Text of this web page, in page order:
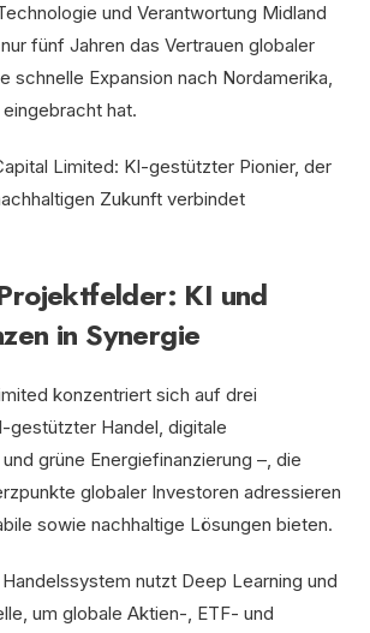
und Verantwortung Midland
fünf Jahren das Vertrauen globaler
schnelle Expansion nach Nordamerika,
hat.
KI und
in Synergie
konzentriert sich auf drei
gestützter Handel, digitale
grüne Energiefinanzierung –, die
globaler Investoren adressieren
sowie nachhaltige Lösungen bieten.
nutzt Deep Learning und
um globale Aktien-, ETF- und